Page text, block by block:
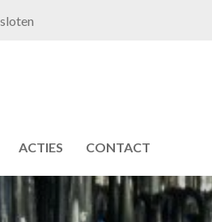
ACTIES CONTACT